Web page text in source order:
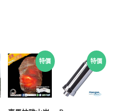
特價 特價